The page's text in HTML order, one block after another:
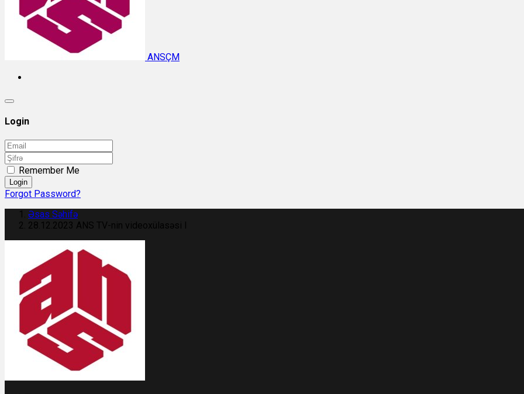
ANSÇM
Login
Remember Me
Login
Forgot Password?
Əsas Səhifə
28.12.2023 ANS TV-nin videoxülasəsi I